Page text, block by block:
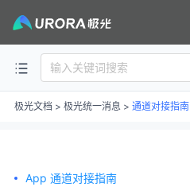
极光文档 > 极光统一消息 > 通道对接指南
App 通道对接指南